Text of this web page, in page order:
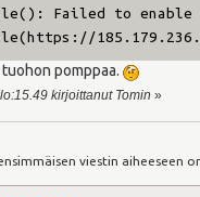
Failed to enable
pomppaa.
kirjoittanut Tomin »
viestin aiheeseen